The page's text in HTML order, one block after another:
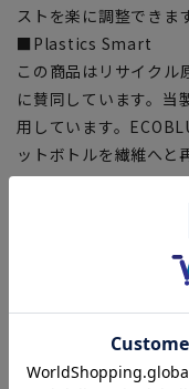
ストを楽に調整できます
■Plastics Smart
この商品はリサイクル
に賛同しています。当
用しています。
ットボトルを繊維へと
【シルエット】《標
【商品に関するご注意
■商品画像はサンプル
ある場合がございます
■ゆとり感には個人差
入の目安としてご利用